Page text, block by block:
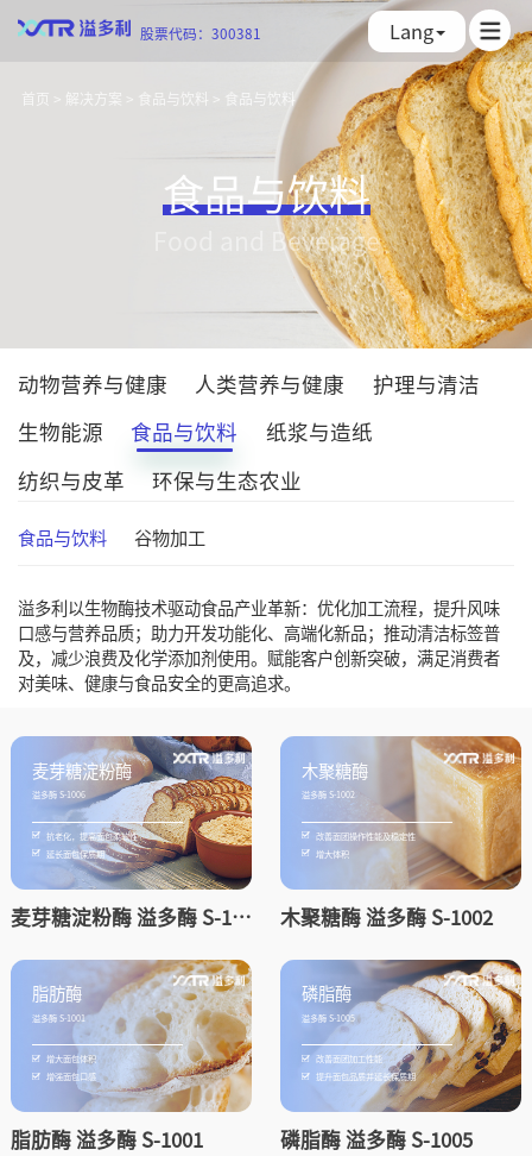
股票代码：300381 Lang
首页 > 解决方案 > 食品与饮料 > 食品与饮料
食品与饮料
Food and Beverage
动物营养与健康 人类营养与健康
护理与清洁
生物能源
食品与饮料
纸浆与造纸
纺织与皮革
环保与生态农业
食品与饮料 谷物加工
溢多利以生物酶技术驱动食品产业革新：优化加工流程，提升风味
口感与营养品质；助力开发功能化、高端化新品；推动清洁标签普
及，减少浪费及化学添加剂使用。赋能客户创新突破，满足消费者
对美味、健康与食品安全的更高追求。
麦芽糖淀粉酶 溢多酶 S-1006 木聚糖酶 溢多酶 S-1002
脂肪酶 溢多酶 S-1001 磷脂酶 溢多酶 S-1005